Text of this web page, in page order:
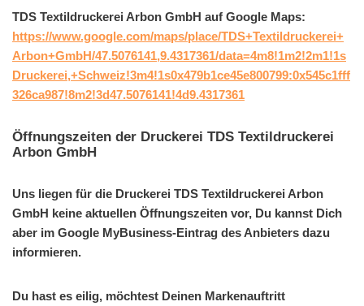
TDS Textildruckerei Arbon GmbH auf Google Maps:
https://www.google.com/maps/place/TDS+Textildruckerei+
Arbon+GmbH/47.5076141,9.4317361/data=4m8!1m2!2m1!1s
Druckerei,+Schweiz!3m4!1s0x479b1ce45e800799:0x545c1fff
326ca987!8m2!3d47.5076141!4d9.4317361
Öffnungszeiten der Druckerei TDS Textildruckerei
Arbon GmbH
Uns liegen für die Druckerei TDS Textildruckerei Arbon
GmbH keine aktuellen Öffnungszeiten vor, Du kannst Dich
aber im Google MyBusiness-Eintrag des Anbieters dazu
informieren.
Du hast es eilig, möchtest Deinen Markenauftritt